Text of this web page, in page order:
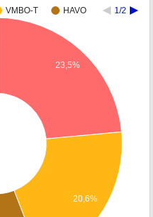
VMBO-T HAVO 1/2
23,5%
20,6%